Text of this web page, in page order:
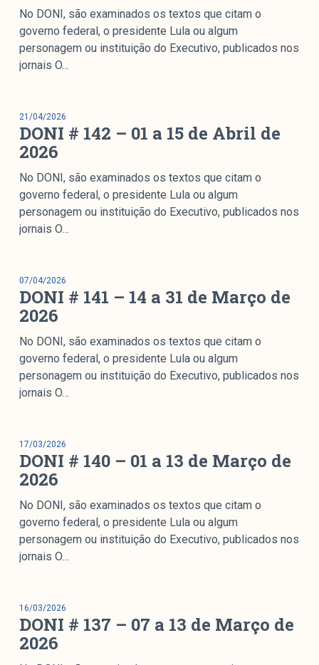
O Manchetômetro é um site de acompanhamento da
cobertura da grande mídia sobre temas de economia e
política produzido pelo Laboratório de Estudos de Mídia
Diretório de Grupos de Pesquisa do CNPq e é sediado
no Instituto de Estudos Sociais e Políticos (IESP) da
Universidade do Estado do Rio de Janeiro (UERJ). O
Manchetômetro não tem filiação com partidos ou grupos
econômicos.
Parceria
No DONI, são examinados os textos que citam o
governo federal, o presidente Lula ou algum
personagem ou instituição do Executivo, publicados nos
jornais O…
21/04/2026
DONI # 142 – 01 a 15 de Abril de
2026
No DONI, são examinados os textos que citam o
governo federal, o presidente Lula ou algum
personagem ou instituição do Executivo, publicados nos
jornais O…
07/04/2026
DONI # 141 – 14 a 31 de Março de
2026
No DONI, são examinados os textos que citam o
governo federal, o presidente Lula ou algum
personagem ou instituição do Executivo, publicados nos
jornais O…
17/03/2026
DONI # 140 – 01 a 13 de Março de
2026
No DONI, são examinados os textos que citam o
governo federal, o presidente Lula ou algum
personagem ou instituição do Executivo, publicados nos
jornais O…
16/03/2026
DONI # 137 – 07 a 13 de Março de
2026